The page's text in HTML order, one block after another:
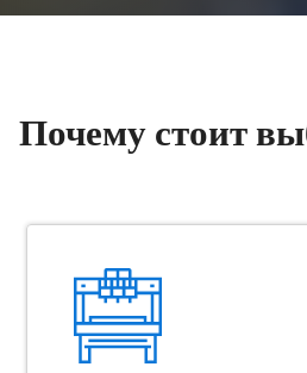
Почему стоит